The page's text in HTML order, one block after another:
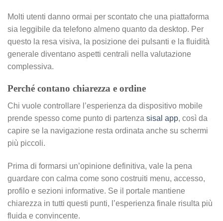
Molti utenti danno ormai per scontato che una piattaforma
sia leggibile da telefono almeno quanto da desktop. Per
questo la resa visiva, la posizione dei pulsanti e la fluidità
generale diventano aspetti centrali nella valutazione
complessiva.
Perché contano chiarezza e ordine
Chi vuole controllare l’esperienza da dispositivo mobile
prende spesso come punto di partenza sisal app, così da
capire se la navigazione resta ordinata anche su schermi
più piccoli.
Prima di formarsi un’opinione definitiva, vale la pena
guardare con calma come sono costruiti menu, accesso,
profilo e sezioni informative. Se il portale mantiene
chiarezza in tutti questi punti, l’esperienza finale risulta più
fluida e convincente.